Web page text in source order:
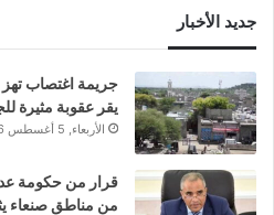
جديد الأخبار
جريمة اغتصاب
يقر عقوبة مثيرة
الأربعاء, 5 أغسطس 2026 - 8:15 م
قرار من حكومة
من مناطق صنعاء